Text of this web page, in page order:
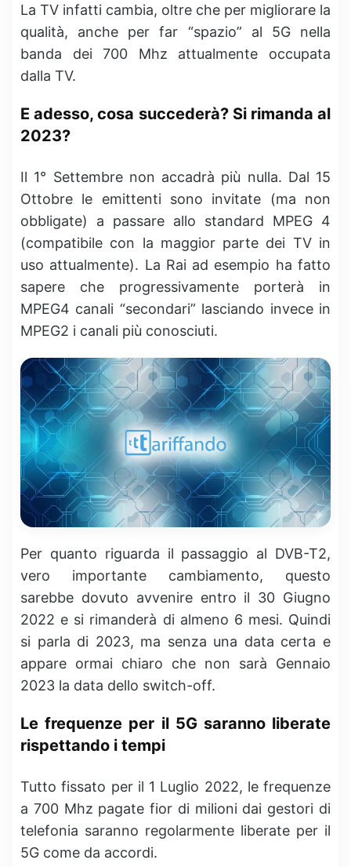
La TV infatti cambia, oltre che per migliorare la
qualità, anche per far “spazio” al 5G nella
banda dei 700 Mhz attualmente occupata
dalla TV.
E adesso, cosa succederà? Si rimanda al
2023?
Il 1° Settembre non accadrà più nulla. Dal 15
Ottobre le emittenti sono invitate (ma non
obbligate) a passare allo standard MPEG 4
(compatibile con la maggior parte dei TV in
uso attualmente). La Rai ad esempio ha fatto
sapere che progressivamente porterà in
MPEG4 canali “secondari” lasciando invece in
MPEG2 i canali più conosciuti.
Per quanto riguarda il passaggio al DVB-T2,
vero importante cambiamento, questo
sarebbe dovuto avvenire entro il 30 Giugno
2022 e si rimanderà di almeno 6 mesi. Quindi
si parla di 2023, ma senza una data certa e
appare ormai chiaro che non sarà Gennaio
2023 la data dello switch-off.
Le frequenze per il 5G saranno liberate
rispettando i tempi
Tutto fissato per il 1 Luglio 2022, le frequenze
a 700 Mhz pagate fior di milioni dai gestori di
telefonia saranno regolarmente liberate per il
5G come da accordi.